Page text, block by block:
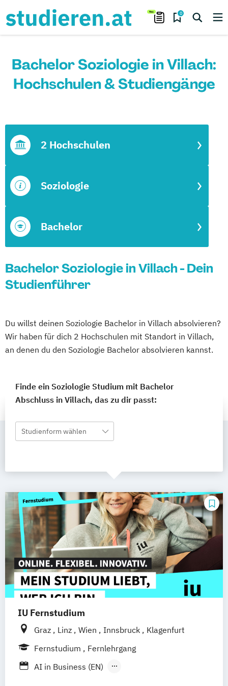
0
Bachelor Soziologie in Villach:
Hochschulen & Studiengänge
Bachelor
Soziologie
2 Hochschulen
Bachelor Soziologie in Villach - Dein
Studienführer
Du willst deinen Soziologie Bachelor in Villach absolvieren?
Wir haben für dich 2 Hochschulen mit Standort in Villach,
an denen du den Soziologie Bachelor absolvieren kannst.
Finde ein Soziologie Studium mit Bachelor
Abschluss in Villach, das zu dir passt:
Studienform wählen
IU Fernstudium
Graz Linz Wien Innsbruck
Klagenfurt
Fernstudium
Fernlehrgang
AI in Business (EN)